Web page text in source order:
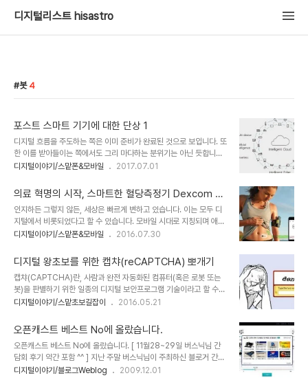
디지털리스트 hisastro
봇 4
포스트 스마트 기기에 대한 단상 1
디지털 흐름을 주도하는 쪽은 이미 준비가 완료된 것으로 보입니다. 또
한 이를 받아들이는 쪽에서도 그리 마다하는 분위기는 아닌 듯합니다.
그 주인공은 스마트 스피커입니다. 많이들 아시다시피 GAFA라고 하
SNS만을 주력으로 하는 페이스북을 제외한(그렇다고 페이스북도 가
만히 손을 놓고 있는 건 아닙니다) 3개 기업이 스마트 스피커를 출시
했거나 출시를 준비하고 있고, 이를 사람들은 스마트폰 이후의 새로운
스마트 기기로 받아들이는 데 주저하지 않는 모습입니다. 얼마 전까지
는 포스트 스마트 기기로써 여러 가능성들을 타진하며 그것이 어떤 형
은 이들이 예상한 바였습니다..
디지털이야기/스맡폰&모바일 2017.07.01
의료 혁명의 시작, 스마트한 혈당측정기 Dexcom G
5
인지하든 그렇지 않든, 세상은 빠르게 변하고 있습니다. 이는 모두 디
지털에서 비롯되었다고 할 수 있습니다. 모바일 시대로 지칭되며 애플
의 아이폰 출시를 기점으로 시작된 이 흐름은 이제 봇이라는 새로운 패
요하지만, 그렇다고 그 변화가 각자의 이해 여부와 직접적으로 연관되
지는 않습니다. 지금은 나아졌지만 얼마 전까지 한 달에 한 번은 반드
시 병원 진료를 받아야 했습니다. 정기 건강검진을 통해 알게 된 당뇨
때문이었죠. 2013년 11월의 일입니다. 그 이후 매일 아침저녁으로 당
뇨약은 물론이고, 혈당측정기로 당뇨 수치를 확인해야 했습니다. 당뇨
나 착잡했는지 모릅니다.온라인..
디지털이야기/스맡폰&모바일 2016.07.30
디지털 왕초보를 위한 캡챠(reCAPTCHA) 뽀개기
캡챠(CAPTCHA)란, 사람과 완전 자동화된 컴퓨터(혹은 로봇 또는
봇)을 판별하기 위한 일종의 디지털 보안프로그램 기술이라고 할 수
있습니다. CAPTCHA라는 단어도 이를 풀어 쓴 문장 Completely
Humans Apart의 약어입니다. 뭐~ 캡챠(CAPTCHA)에 대한 이
론이나 의미를 전달하고자 하는 건 아니니 이에 대한 자세한 내용은 위
키백과 및 인터넷 검색을 통해 확인하시길 바랍니다. 어쨌든 알아둘 만
한 지식으로 가치있고, 또 필요에 따라서는 언젠가 이야기 할 소재로도
활용될 수 있으니까요. 디지털 왕초보.. 보통 나이 드신 분들 입장에서
디지털이야기/스맡초보길잡이 2016.05.21
오픈캐스트 베스트 No에 올랐습니다.
오픈캐스트 베스트 No에 올랐습니다. [ 11월28~29일 버스닉님 간
담회 후기 약간 포함 ^^ ] 지난 주말 버스닉님이 주최하신 블로거 간담
회에 참석을 하여 하츠 명섭님, 마하반야님과 포로리님 그리고 나니
디지털이야기/블로그Weblog 2009.12.01